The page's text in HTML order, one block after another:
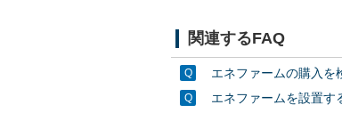
関連するFAQ
エネファームの購入を
エネファームを設置す